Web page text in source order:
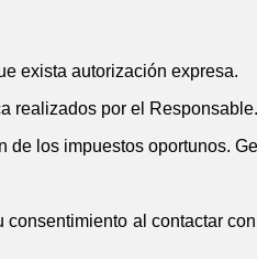
exista autorización expresa.
realizados por el Responsable.
los impuestos oportunos.
al contactar